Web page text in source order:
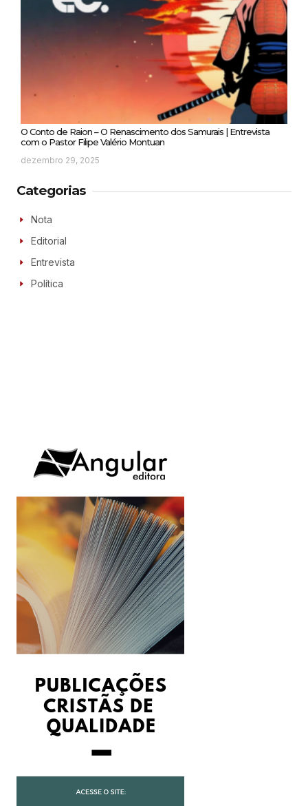
O Conto de Raion – O Renascimento dos Samurais | Entrevista
com o Pastor Filipe Valério Montuan
dezembro 29, 2025
Categorias
Nota
Editorial
Entrevista
Política